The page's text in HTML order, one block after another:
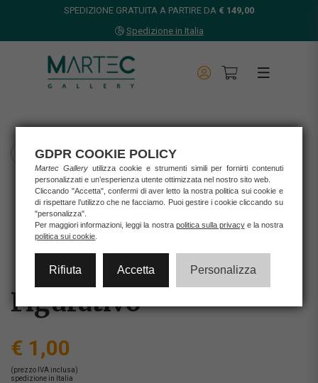
SPEDIZIONE GRATUITA A PARTIRE DA € 149,00
Spedizione in Italia
TORNA INDIETRO
Home
Opere d'arte
Stampe
FIGURATIVO
Figurativo
€ 1,00
(prezzo IVA inclusa)
spedizione in Italia
GDPR COOKIE POLICY
Martec Gallery utilizza cookie e strumenti simili per fornirti contenuti
personalizzati e un’esperienza utente ottimizzata nel nostro sito web.
Cliccando "Accetta", confermi di aver letto la nostra politica sui cookie e
di rispettare l’utilizzo che ne facciamo. Puoi gestire i cookie cliccando su
"personalizza".
Per maggiori informazioni, leggi la nostra politica sulla privacye la nostra
politica sui cookie
Rifiuta Accetta Personalizza